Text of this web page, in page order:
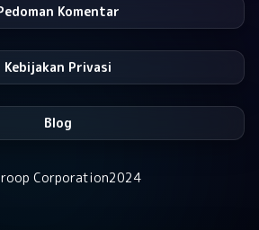
Komentar
Kebijakan Privasi
Blog
Corporation2024